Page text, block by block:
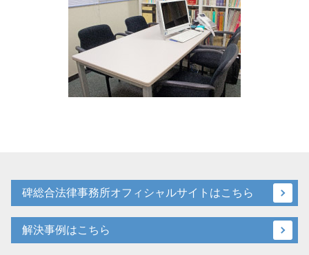
碑総合法律事務所オフィシャルサイトはこちら
解決事例はこちら